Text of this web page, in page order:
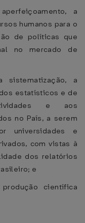
a
humanos para o
de políticas que
no mercado de
a
estatísticos e de
e aos
no País, a serem
universidades e
com vistas à
dos relatórios
e
científica